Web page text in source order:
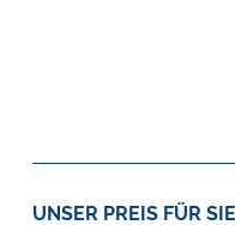
UNSER PREIS FÜR